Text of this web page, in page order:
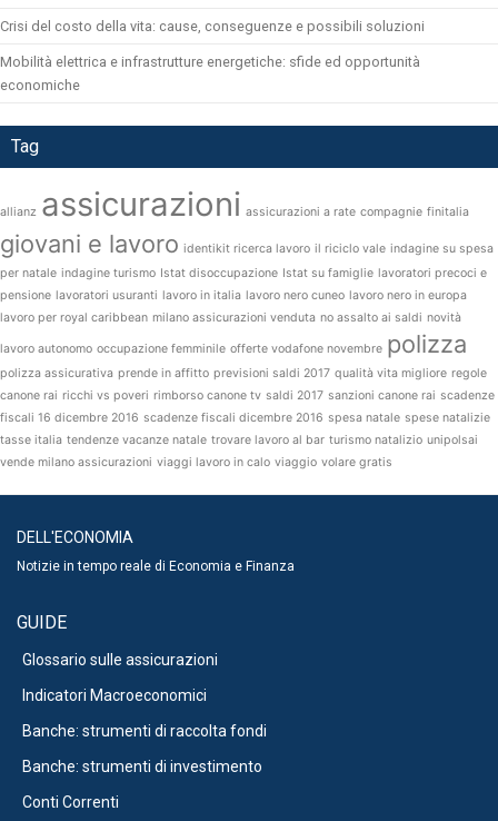
Crisi del costo della vita: cause, conseguenze e possibili soluzioni
Mobilità elettrica e infrastrutture energetiche: sfide ed opportunità
economiche
Tag
allianz assicurazioni assicurazioni a rate compagnie finitalia
giovani e lavoro identikit ricerca lavoro il riciclo vale indagine su spesa
per natale indagine turismo Istat disoccupazione Istat su famiglie lavoratori precoci e
pensione lavoratori usuranti lavoro in italia lavoro nero cuneo lavoro nero in europa
lavoro per royal caribbean milano assicurazioni venduta no assalto ai saldi novità
lavoro autonomo occupazione femminile offerte vodafone novembre polizza
polizza assicurativa prende in affitto previsioni saldi 2017 qualità vita migliore regole
canone rai ricchi vs poveri rimborso canone tv saldi 2017 sanzioni canone rai scadenze
fiscali 16 dicembre 2016 scadenze fiscali dicembre 2016 spesa natale spese natalizie
tasse italia tendenze vacanze natale trovare lavoro al bar turismo natalizio unipolsai
vende milano assicurazioni viaggi lavoro in calo viaggio volare gratis
DELL'ECONOMIA
Notizie in tempo reale di Economia e Finanza
GUIDE
Glossario sulle assicurazioni
Indicatori Macroeconomici
Banche: strumenti di raccolta fondi
Banche: strumenti di investimento
Conti Correnti